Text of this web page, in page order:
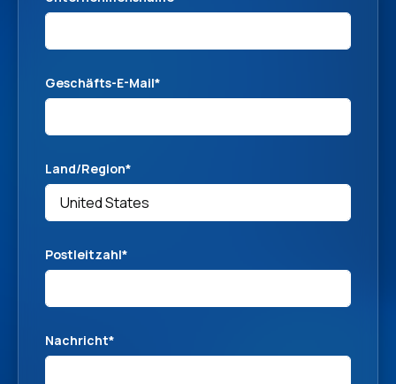
Geschäfts-E-Mail*
Land/Region*
Postleitzahl*
Nachricht*